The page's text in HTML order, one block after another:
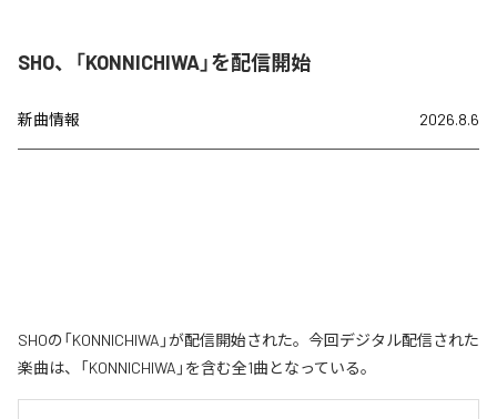
SHO、「KONNICHIWA」を配信開始
新曲情報 2026.8.6
SHOの「KONNICHIWA」が配信開始された。今回デジタル配信された
楽曲は、「KONNICHIWA」を含む全1曲となっている。